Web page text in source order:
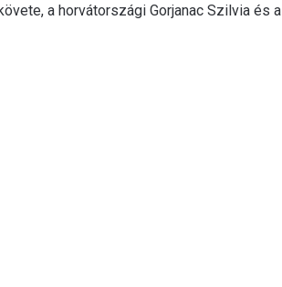
a horvátországi Gorjanac Szilvia és a